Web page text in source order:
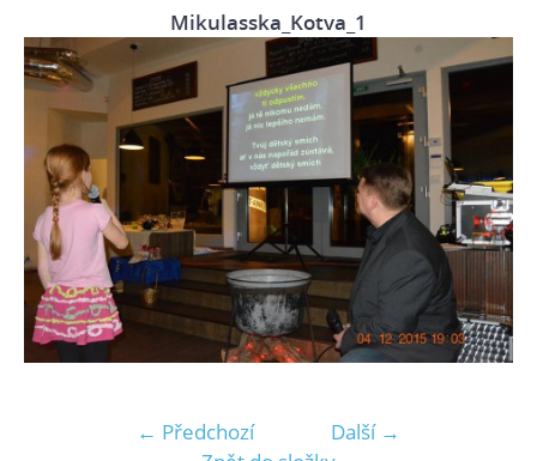
Mikulasska_Kotva_1
← Předchozí
Další →